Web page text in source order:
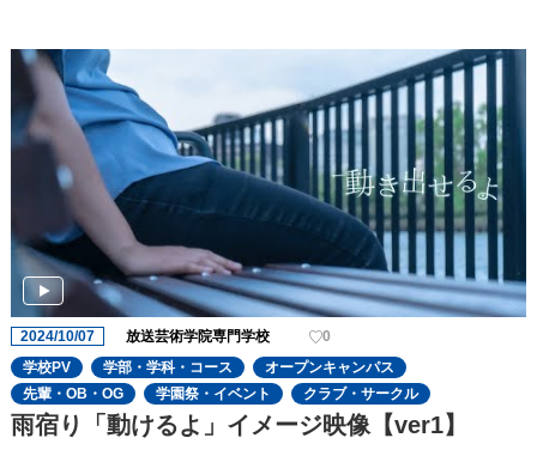
2024/10/07 放送芸術学院専門学校
0
学校PV
学部・学科・コース
オープンキャンパス
先輩・OB・OG
学園祭・イベント クラブ・サークル
雨宿り「動けるよ」イメージ映像【ver1】